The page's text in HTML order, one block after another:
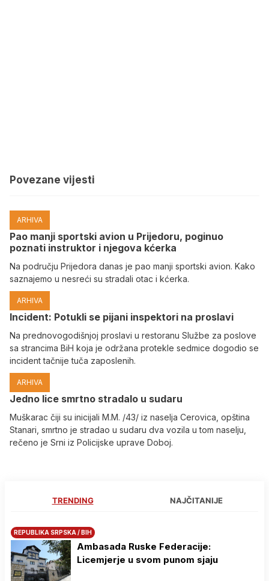
Povezane vijesti
ARHIVA
Pao manji sportski avion u Prijedoru, poginuo
poznati instruktor i njegova kćerka
Na području Prijedora danas je pao manji sportski avion. Kako
saznajemo u nesreći su stradali otac i kćerka.
ARHIVA
Incident: Potukli se pijani inspektori na proslavi
Na prednovogodišnjoj proslavi u restoranu Službe za poslove
sa strancima BiH koja je održana protekle sedmice dogodio se
incident tačnije tuča zaposlenih.
ARHIVA
Јedno lice smrtno stradalo u sudaru
Muškarac čiji su inicijali M.M. /43/ iz naselja Cerovica, opština
Stanari, smrtno je stradao u sudaru dva vozila u tom naselju,
rečeno je Srni iz Policijske uprave Doboj.
TRENDING NAJČITANIJE
REPUBLIKA SRPSKA / BIH
Ambasada Ruske Federacije:
Licemjerje u svom punom sjaju